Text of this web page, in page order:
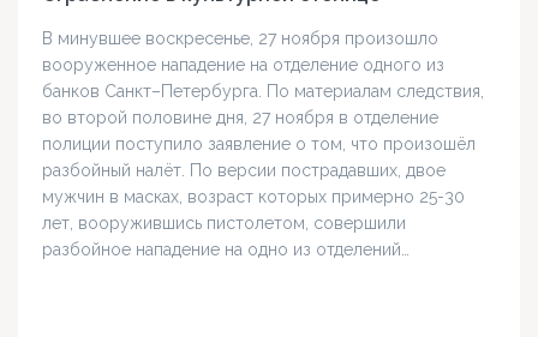
В минувшее воскресенье, 27 ноября произошло
вооруженное нападение на отделение одного из
банков Санкт–Петербурга. По материалам следствия,
во второй половине дня, 27 ноября в отделение
полиции поступило заявление о том, что произошёл
разбойный налёт. По версии пострадавших, двое
мужчин в масках, возраст которых примерно 25-30
лет, вооружившись пистолетом, совершили
разбойное нападение на одно из отделений…